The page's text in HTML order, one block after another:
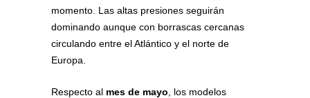
momento. Las altas presiones seguirán
dominando aunque con borrascas cercanas
circulando entre el Atlántico y el norte de
Europa.
Respecto al mes de mayo , los modelos